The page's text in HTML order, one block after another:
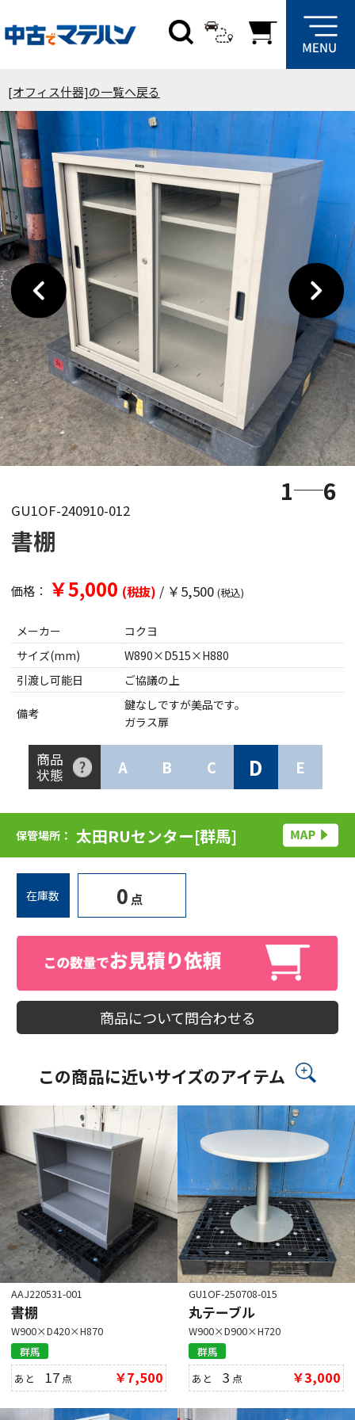
[オフィス什器]の一覧へ戻る
1 6
GU1OF-240910-012
書棚
価格： ￥5,000 (税抜) / ￥5,500 (税込)
メーカー
コクヨ
サイズ(mm)
W890×D515×H880
引渡し可能日
ご協議の上
備考
鍵なしですが美品です。
ガラス扉
商品
状態
A B C D E
保管場所： 太田RUセンター[群馬]
在庫数 0 点
商品について問合わせる
この商品に近いサイズのアイテム
AAJ220531-001
書棚
W900×D420×H870
群馬
あと 17 点 ￥7,500
GU1OF-250708-015
丸テーブル
W900×D900×H720
群馬
あと3 点 ￥3,000